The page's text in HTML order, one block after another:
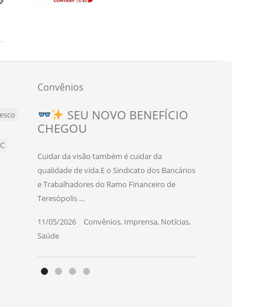
Convênios
SEU NOVO BENEFÍCIO
CHEGOU
Cuidar da visão também é cuidar da
qualidade de vida.E o Sindicato dos Bancários
e Trabalhadores do Ramo Financeiro de
Teresópolis …
11/05/2026 |Convênios, Imprensa, Notícias,
Saúde